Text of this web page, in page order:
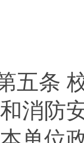
五条
消防